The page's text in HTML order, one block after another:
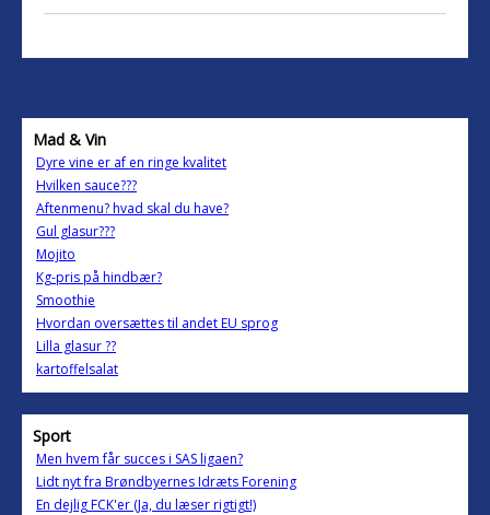
Mad & Vin
Dyre vine er af en ringe kvalitet
Hvilken sauce???
Aftenmenu? hvad skal du have?
Gul glasur???
Mojito
Kg-pris på hindbær?
Smoothie
Hvordan oversættes til andet EU sprog
Lilla glasur ??
kartoffelsalat
Sport
Men hvem får succes i SAS ligaen?
Lidt nyt fra Brøndbyernes Idræts Forening
En dejlig FCK'er (Ja, du læser rigtigt!)